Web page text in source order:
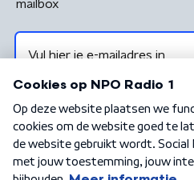
mailbox
Algemene voorwaarden